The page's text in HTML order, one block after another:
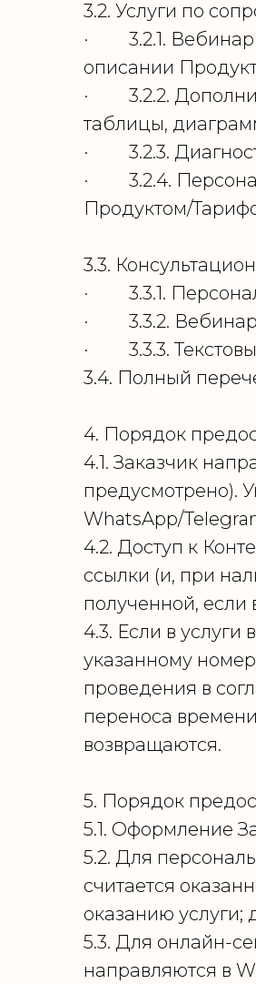
3.2. Услуги по
· 3.2.1. Вебинар
описании
· 3.2.2.
таблицы,
· 3.2.3.
· 3.2.4.
Продуктом/
3.3.
· 3.3.1.
· 3.3.2. Вебинар
· 3.3.3.
3.4. Полный
4. Порядок
4.1. Заказчик
предусмотрено).
WhatsApp/
4.2. Доступ к
ссылки (и, при
полученной, если
4.3. Если в
указанному
проведения в
переноса
возвращаются.
5. Порядок
5.1. Оформление
5.2. Для
считается
оказанию услуги;
5.3. Для онлайн-
направляются в